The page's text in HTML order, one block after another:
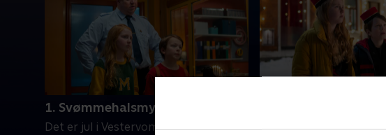
1. Svømmehalsmysteriet
Det er jul i Vestervomstrup, og alle
En hotelejer er tæt på et